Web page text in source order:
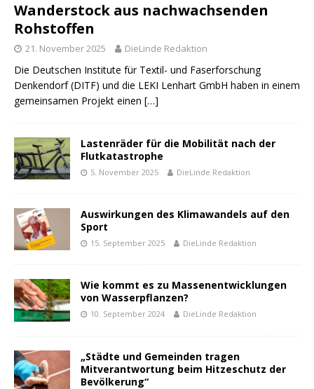
Wanderstock aus nachwachsenden
Rohstoffen
21. November 2025 DieLinde Redaktion
Die Deutschen Institute für Textil- und Faserforschung
Denkendorf (DITF) und die LEKI Lenhart GmbH haben in einem
gemeinsamen Projekt einen […]
Lastenräder für die Mobilität nach der
Flutkatastrophe
5. November 2025 DieLinde Redaktion
Auswirkungen des Klimawandels auf den
Sport
15. September 2025 DieLinde Redaktion
Wie kommt es zu Massenentwicklungen
von Wasserpflanzen?
10. September 2024 DieLinde Redaktion
„Städte und Gemeinden tragen
Mitverantwortung beim Hitzeschutz der
Bevölkerung“